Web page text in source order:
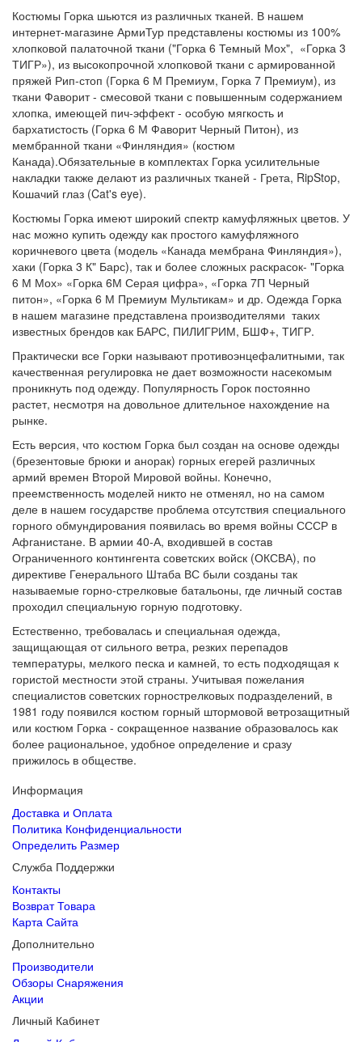
Костюмы Горка шьются из различных тканей. В нашем
интернет-магазине АрмиТур представлены костюмы из 100%
хлопковой палаточной ткани ("Горка 6 Темный Мох", «Горка 3
ТИГР»), из высокопрочной хлопковой ткани с армированной
пряжей Рип-стоп (Горка 6 М Премиум, Горка 7 Премиум), из
ткани Фаворит - смесовой ткани с повышенным содержанием
хлопка, имеющей пич-эффект - особую мягкость и
бархатистость (Горка 6 М Фаворит Черный Питон), из
мембранной ткани «Финляндия» (костюм
Канада).Обязательные в комплектах Горка усилительные
накладки также делают из различных тканей - Грета, RipStop,
Кошачий глаз (Cat's eye).
Костюмы Горка имеют широкий спектр камуфляжных цветов. У
нас можно купить одежду как простого камуфляжного
коричневого цвета (модель «Канада мембрана Финляндия»),
хаки (Горка 3 К" Барс), так и более сложных раскрасок- "Горка
6 М Мох» «Горка 6М Серая цифра», «Горка 7П Черный
питон», «Горка 6 М Премиум Мультикам» и др. Одежда Горка
в нашем магазине представлена производителями таких
известных брендов как БАРС, ПИЛИГРИМ, БШФ+, ТИГР.
Практически все Горки называют противоэнцефалитными, так
качественная регулировка не дает возможности насекомым
проникнуть под одежду. Популярность Горок постоянно
растет, несмотря на довольное длительное нахождение на
рынке.
Есть версия, что костюм Горка был создан на основе одежды
(брезентовые брюки и анорак) горных егерей различных
армий времен Второй Мировой войны. Конечно,
преемственность моделей никто не отменял, но на самом
деле в нашем государстве проблема отсутствия специального
горного обмундирования появилась во время войны СССР в
Афганистане. В армии 40-А, входившей в состав
Ограниченного контингента советских войск (ОКСВА), по
директиве Генерального Штаба ВС были созданы так
называемые горно-стрелковые батальоны, где личный состав
проходил специальную горную подготовку.
Естественно, требовалась и специальная одежда,
защищающая от сильного ветра, резких перепадов
температуры, мелкого песка и камней, то есть подходящая к
гористой местности этой страны. Учитывая пожелания
специалистов советских горнострелковых подразделений, в
1981 году появился костюм горный штормовой ветрозащитный
или костюм Горка - сокращенное название образовалось как
более рациональное, удобное определение и сразу
прижилось в обществе.
Информация
Доставка и Оплата
Политика Конфиденциальности
Определить Размер
Служба Поддержки
Контакты
Возврат Товара
Карта Сайта
Дополнительно
Производители
Обзоры Снаряжения
Акции
Личный Кабинет